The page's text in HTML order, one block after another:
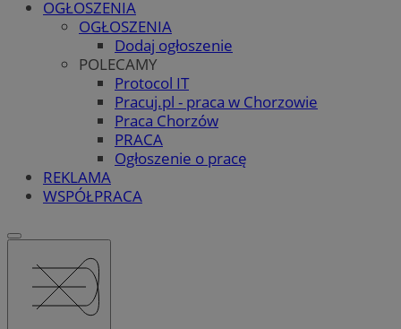
OGŁOSZENIA
OGŁOSZENIA
Dodaj ogłoszenie
POLECAMY
Protocol IT
Pracuj.pl - praca w Chorzowie
Praca Chorzów
PRACA
Ogłoszenie o pracę
REKLAMA
WSPÓŁPRACA